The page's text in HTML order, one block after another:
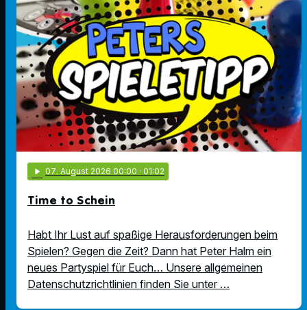
play_arrow 07. August 2026 00:00 · 01:02
Time to Schein
Habt Ihr Lust auf spaßige Herausforderungen beim
Spielen? Gegen die Zeit? Dann hat Peter Halm ein
neues Partyspiel für Euch… Unsere allgemeinen
Datenschutzrichtlinien finden Sie unter …